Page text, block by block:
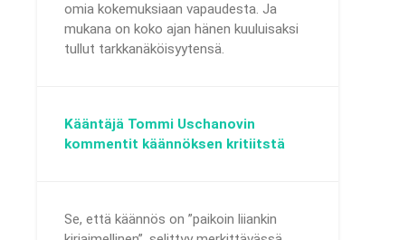
omia kokemuksiaan vapaudesta. Ja
mukana on koko ajan hänen kuuluisaksi
tullut tarkkanäköisyytensä.
Kääntäjä Tommi Uschanovin
kommentit käännöksen kritiitstä
Se, että käännös on ”paikoin liiankin